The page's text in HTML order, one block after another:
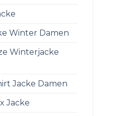
Winter Damen
Winterjacke
Jacke Damen
Jacke